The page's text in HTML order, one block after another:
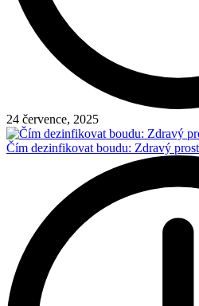
24 července, 2025
Čím dezinfikovat boudu: Zdravý